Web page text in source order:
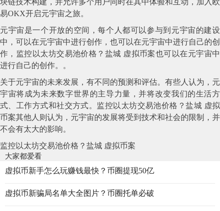
块链技术构建，并允许多个用户同时在其中体验和互动，加入欧
易OKX开启元宇宙之旅。
元宇宙是一个开放的空间，每个人都可以参与到元宇宙的建设
中，可以在元宇宙中进行创作，也可以在元宇宙中进行自己的创
作，监控以太坊交易池价格？盐城 虚拟币案也可以在元宇宙中
进行自己的创作。。
关于元宇宙的未来发展，有不同的预测和评估。有些人认为，元
宇宙将成为未来数字世界的主导力量，并将改变我们的生活方
式、工作方式和社交方式。监控以太坊交易池价格？盐城 虚拟
币案其他人则认为，元宇宙的发展将受到技术和社会的限制，并
不会有太大的影响。
监控以太坊交易池价格？盐城 虚拟币案
大家都爱看
虚拟币新手怎么玩赚钱最快？币圈提现50亿
虚拟币新骗局名单大全图片？币圈托单必破